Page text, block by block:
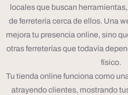
locales que buscan
de ferretería cerca de ellos. Una
mejora tu presencia online, sino
otras ferreterías que todavía
físico.
Tu tienda online funciona como
atrayendo clientes, mostrando